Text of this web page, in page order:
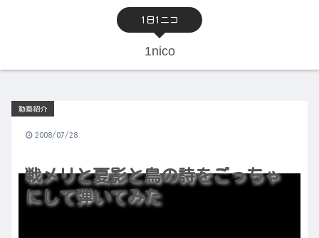
1日1ニコ
1nico
戦メリと夏影と鳥の詩をごっちゃ
にして弾いてみた
動画紹介
2008/07/28